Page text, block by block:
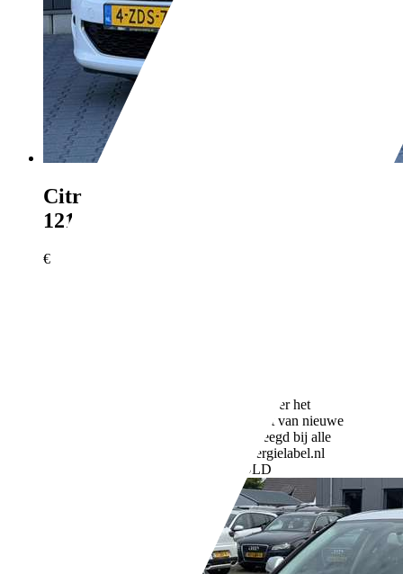
Citroen C3
121DKM - 5-Deurs - Airco - Leuk
€ 3.490,-
Meer informatie over het
brandstofverbruik en CO2-uitstoot van nieuwe
voertuigen kan worden geraadpleegd bij alle
verkooppunten en op: www.energielabel.nl
NL-7961 ED RUINERWOLD